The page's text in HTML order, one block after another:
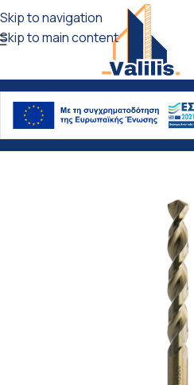
Skip to navigation
Skip to main content